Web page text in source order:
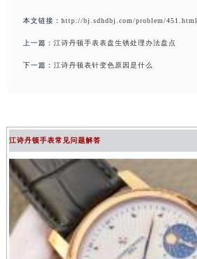
本文链接： http://bj.sdhdbj.com/problem/451.html
上一篇： 江诗丹顿手表表盘生锈处理办法盘点
下一篇： 江诗丹顿表针变色原因是什么
江诗丹顿手表常见问题解答